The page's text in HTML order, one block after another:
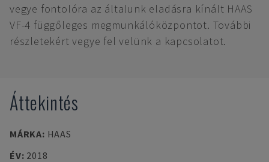
vegye fontolóra az általunk eladásra kínált HAAS
VF-4 függőleges megmunkálóközpontot. További
részletekért vegye fel velünk a kapcsolatot.
Áttekintés
MÁRKA: HAAS
ÉV: 2018